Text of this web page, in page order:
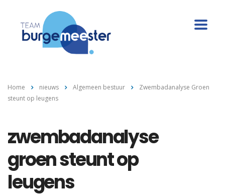
Home nieuws Algemeen bestuur
Zwembadanalyse Groen
steunt op leugens
zwembadanalyse
groen steunt op
leugens